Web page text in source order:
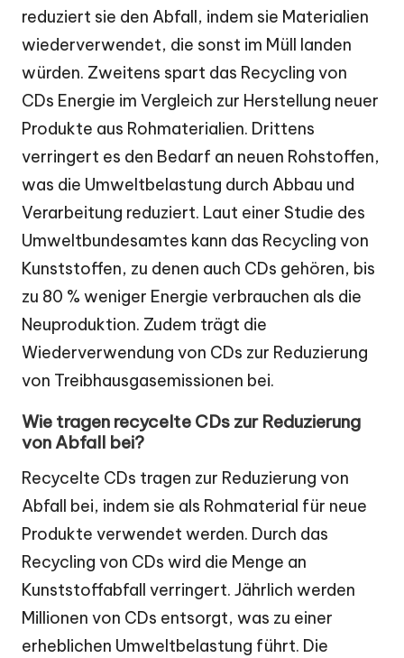
reduziert sie den Abfall, indem sie Materialien
wiederverwendet, die sonst im Müll landen
würden. Zweitens spart das Recycling von
CDs Energie im Vergleich zur Herstellung neuer
Produkte aus Rohmaterialien. Drittens
verringert es den Bedarf an neuen Rohstoffen,
was die Umweltbelastung durch Abbau und
Verarbeitung reduziert. Laut einer Studie des
Umweltbundesamtes kann das Recycling von
Kunststoffen, zu denen auch CDs gehören, bis
zu 80 % weniger Energie verbrauchen als die
Neuproduktion. Zudem trägt die
Wiederverwendung von CDs zur Reduzierung
von Treibhausgasemissionen bei.
Wie tragen recycelte CDs zur Reduzierung
von Abfall bei?
Recycelte CDs tragen zur Reduzierung von
Abfall bei, indem sie als Rohmaterial für neue
Produkte verwendet werden. Durch das
Recycling von CDs wird die Menge an
Kunststoffabfall verringert. Jährlich werden
Millionen von CDs entsorgt, was zu einer
erheblichen Umweltbelastung führt. Die